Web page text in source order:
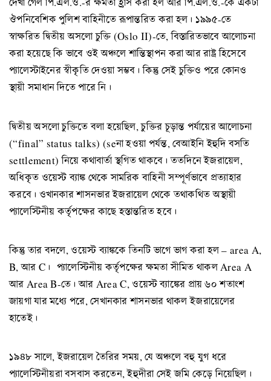
ঔপনিবেশিক পুলিশ বাহিনীতে রূপান্তরিত করা হল। ১৯৯৫-তে
স্বাক্ষরিত দ্বিতীয় অসলো চুক্তি (Oslo II)-তে, বিস্তারিতভাবে আলোচনা
করা হয়েছে কি ভাবে ওই অঞ্চলে শান্তিস্থাপন করা আর রাষ্ট্র হিসেবে
প্যালেস্টাইনের স্বীকৃতি দেওয়া সম্ভব। কিন্তু সেই চুক্তিও পরে কোনও
স্থায়ী সমাধান দিতে পারে নি।
দ্বিতীয় অসলো চুক্তিতে বলা হয়েছিল, চুক্তির চূড়ান্ত পর্যায়ের আলোচনা
(“final” status talks) (seনা হওয়া পর্যন্ত, বেআইনি ইহুদি বসতি
settlement) নিয়ে কথাবার্তা স্থগিত থাকবে। ততদিনে ইজরায়েল,
অধিকৃত ওয়েস্ট ব্যাঙ্ক থেকে সামরিক বাহিনী সম্পূর্ণভাবে প্রত্যাহার
করবে। ওখানকার শাসনভার ইজরায়েল থেকে তথাকথিত অস্থায়ী
প্যালেস্টিনীয় কর্তৃপক্ষের কাছে হস্তান্তরিত হবে।
কিন্তু তার বদলে, ওয়েস্ট ব্যাঙ্ককে তিনটি ভাগে ভাগ করা হল – area A,
B, আর C। প্যালেস্টিনীয় কর্তৃপক্ষের ক্ষমতা সীমিত থাকল Area A
আর Area B-তে। আর Area C, ওয়েস্ট ব্যাঙ্কের প্রায় ৬০ শতাংশ
জায়গা যার মধ্যে পরে, সেখানকার শাসনভার থাকল ইজরায়েলের
হাতেই।
১৯৪৮ সালে, ইজরায়েল তৈরির সময়, যে অঞ্চলে বহু যুগ ধরে
প্যালেস্টিনীয়রা বসবাস করতেন, ইহুদীরা সেই জমি কেড়ে নিয়েছিল।